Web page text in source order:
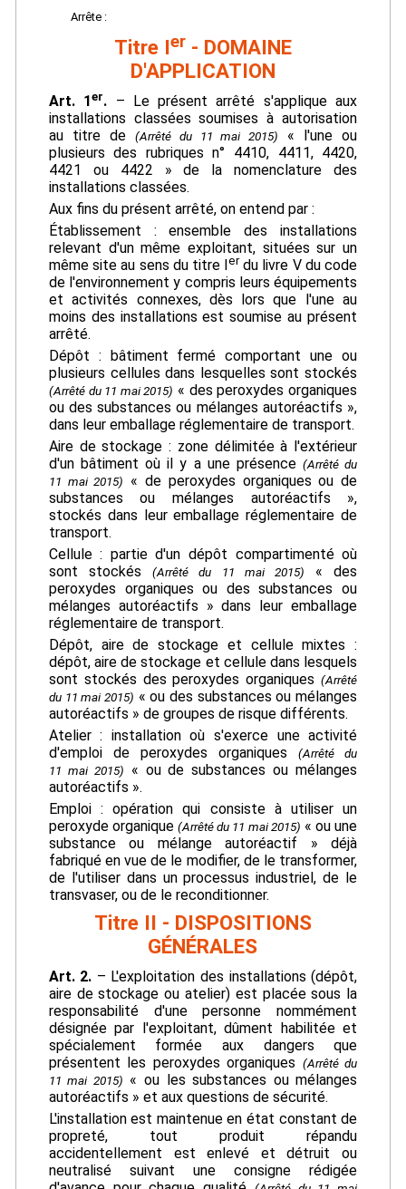
Arrête :
Titre Ier- DOMAINE
D'APPLICATION
Art. 1er. – Le présent arrêté s'applique aux
installations classées soumises à autorisation
au titre de
(Arrêté du 11 mai 2015)
« l'une ou
plusieurs des rubriques n° 4410, 4411, 4420,
4421 ou 4422 » de la nomenclature des
installations classées.
Aux fins du présent arrêté, on entend par :
Établissement : ensemble des installations
relevant d'un même exploitant, situées sur un
même site au sens du titre Ierdu livre V du code
de l'environnement y compris leurs équipements
et activités connexes, dès lors que l'une au
moins des installations est soumise au présent
arrêté.
Dépôt : bâtiment fermé comportant une ou
plusieurs cellules dans lesquelles sont stockés
(Arrêté du 11 mai 2015) « des peroxydes organiques
ou des substances ou mélanges autoréactifs »,
dans leur emballage réglementaire de transport.
Aire de stockage : zone délimitée à l'extérieur
d'un bâtiment où il y a une présence (Arrêté du
11 mai 2015) « de peroxydes organiques ou de
substances ou mélanges autoréactifs »,
stockés dans leur emballage réglementaire de
transport.
Cellule : partie d'un dépôt compartimenté où
sont stockés(Arrêté du 11 mai 2015)
« des
peroxydes organiques ou des substances ou
mélanges autoréactifs » dans leur emballage
réglementaire de transport.
Dépôt, aire de stockage et cellule mixtes :
dépôt, aire de stockage et cellule dans lesquels
sont stockés des peroxydes organiques(Arrêté
du 11 mai 2015) « ou des substances ou mélanges
autoréactifs » de groupes de risque différents.
Atelier : installation où s'exerce une activité
d'emploi de peroxydes organiques(Arrêté du
11 mai 2015) « ou de substances ou mélanges
autoréactifs ».
Emploi : opération qui consiste à utiliser un
peroxyde organique(Arrêté du 11 mai 2015) « ou une
substance ou mélange autoréactif » déjà
fabriqué en vue de le modifier, de le transformer,
de l'utiliser dans un processus industriel, de le
transvaser, ou de le reconditionner.
Titre II - DISPOSITIONS
GÉNÉRALES
Art. 2. – L'exploitation des installations (dépôt,
aire de stockage ou atelier) est placée sous la
responsabilité d'une personne nommément
désignée par l'exploitant, dûment habilitée et
spécialement formée aux dangers que
présentent les peroxydes organiques (Arrêté du
11 mai 2015) « ou les substances ou mélanges
autoréactifs » et aux questions de sécurité.
L'installation est maintenue en état constant de
propreté, tout produit répandu
accidentellement est enlevé et détruit ou
neutralisé suivant une consigne rédigée